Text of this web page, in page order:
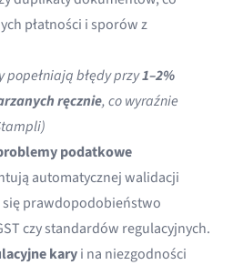
płatności i sporów z
błędy przy1–2%
ręcznie, co wyraźnie
)
podatkowe
automatycznej walidacji
się prawdopodobieństwo
czy standardów regulacyjnych.
karyi na niezgodności